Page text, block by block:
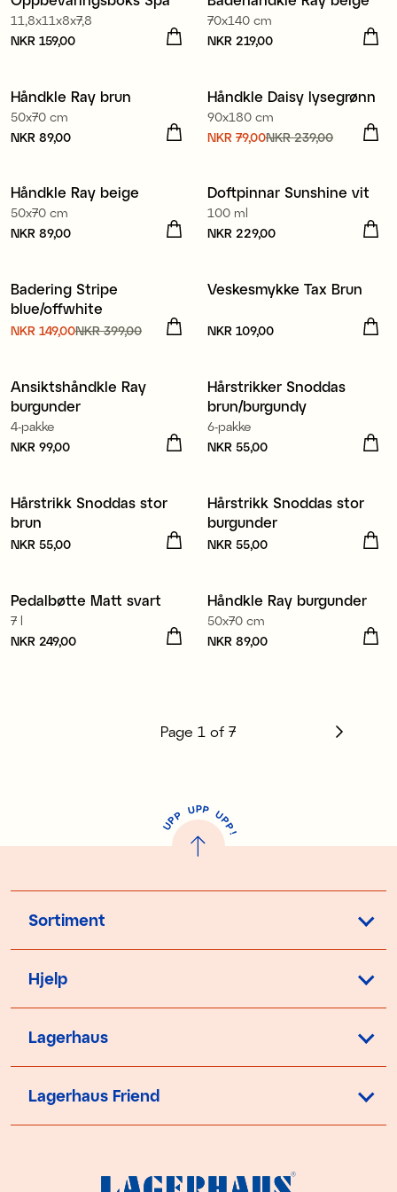
11,8x11x8x7,8
Pris :NKR 159,00
NKR 159,00
70x140 cm
Pris :NKR 219,00
NKR 219,00
Nyhet
Håndkle Ray brun
50x70 cm
Pris :NKR 89,00
NKR 89,00
Sale
Håndkle Daisy lysegrønn
90x180 cm
Nåværende pris:
NKR 79,00NKR 239,00
Nyhet
Håndkle Ray beige
50x70 cm
Pris :NKR 89,00
NKR 89,00
Doftpinnar Sunshine vit
100 ml
Pris :NKR 229,00
NKR 229,00
Sale
Badering Stripe
blue/offwhite
Nåværende pris:
NKR 149,00NKR 399,00
Nyhet
Veskesmykke Tax Brun
Pris :NKR 109,00
NKR 109,00
Nyhet
Ansiktshåndkle Ray
burgunder
4-pakke
Pris :NKR 99,00
NKR 99,00
Nyhet
Hårstrikker Snoddas
brun/burgundy
6-pakke
Pris :NKR 55,00
NKR 55,00
Nyhet
Hårstrikk Snoddas stor
brun
Pris :NKR 55,00
NKR 55,00
Nyhet
Hårstrikk Snoddas stor
burgunder
Pris :NKR 55,00
NKR 55,00
Pedalbøtte Matt svart
7 l
Pris :NKR 249,00
NKR 249,00
Nyhet
Håndkle Ray burgunder
50x70 cm
Pris :NKR 89,00
NKR 89,00
Page 1 of 7
U
P
P UPP UP
P
!
Sortiment
Hjelp
Lagerhaus
Lagerhaus Friend